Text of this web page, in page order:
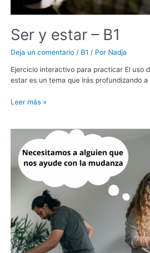
Ser y estar – B1
Deja un comentario / B1 / Por Nadja
Ejercicio interactivo para practicar El uso
estar es un tema que irás profundizando
Ser
Leer más »